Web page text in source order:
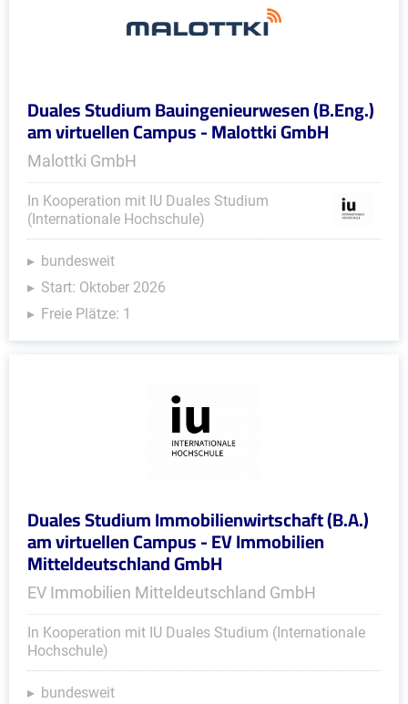
Duales Studium Bauingenieurwesen (B.Eng.)
am virtuellen Campus - Malottki GmbH
Malottki GmbH
In Kooperation mit IU Duales Studium
(Internationale Hochschule)
bundesweit
Start: Oktober 2026
Freie Plätze: 1
Duales Studium Immobilienwirtschaft (B.A.)
am virtuellen Campus - EV Immobilien
Mitteldeutschland GmbH
EV Immobilien Mitteldeutschland GmbH
In Kooperation mit IU Duales Studium (Internationale
Hochschule)
bundesweit